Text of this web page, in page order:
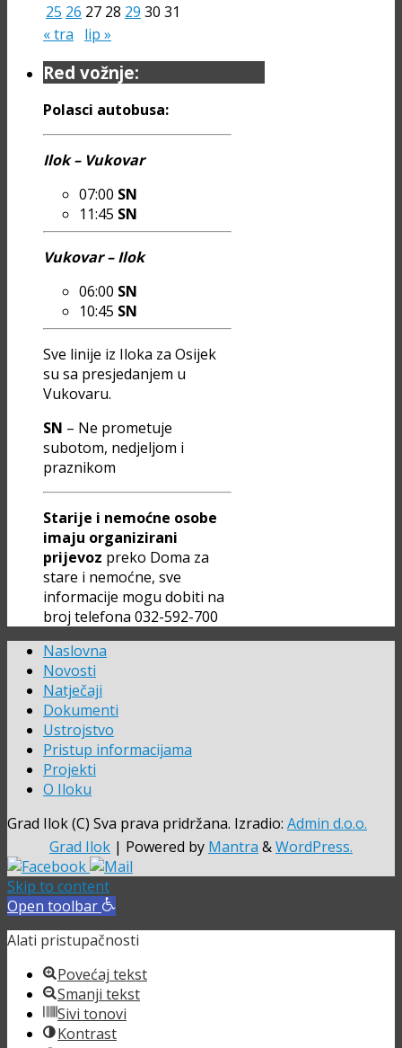
25 26 27 28 29 30 31
« tra
lip »
Red vožnje:
Polasci autobusa:
Ilok – Vukovar
07:00 SN
11:45 SN
Vukovar – Ilok
06:00 SN
10:45 SN
Sve linije iz Iloka za Osijek
su sa presjedanjem u
Vukovaru.
SN – Ne prometuje
subotom, nedjeljom i
praznikom
Starije i nemoćne osobe
imaju organizirani
prijevoz preko Doma za
stare i nemoćne, sve
informacije mogu dobiti na
broj telefona 032-592-700
Naslovna
Novosti
Natječaji
Dokumenti
Ustrojstvo
Pristup informacijama
Projekti
O Iloku
Grad Ilok (C) Sva prava pridržana. Izradio: Admin d.o.o.
Grad Ilok | Powered by Mantra &WordPress.
Skip to content
Open toolbar
Alati pristupačnosti
Povećaj tekst
Smanji tekst
Sivi tonovi
Kontrast